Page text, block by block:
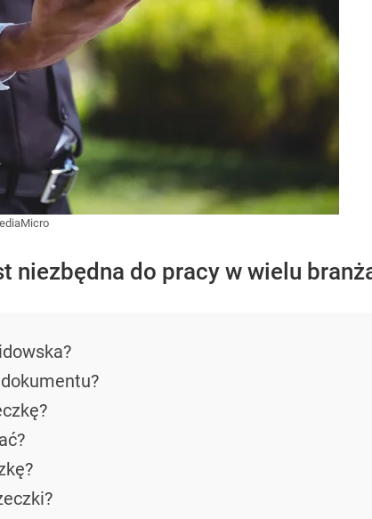
niezbędna do pracy w wielu